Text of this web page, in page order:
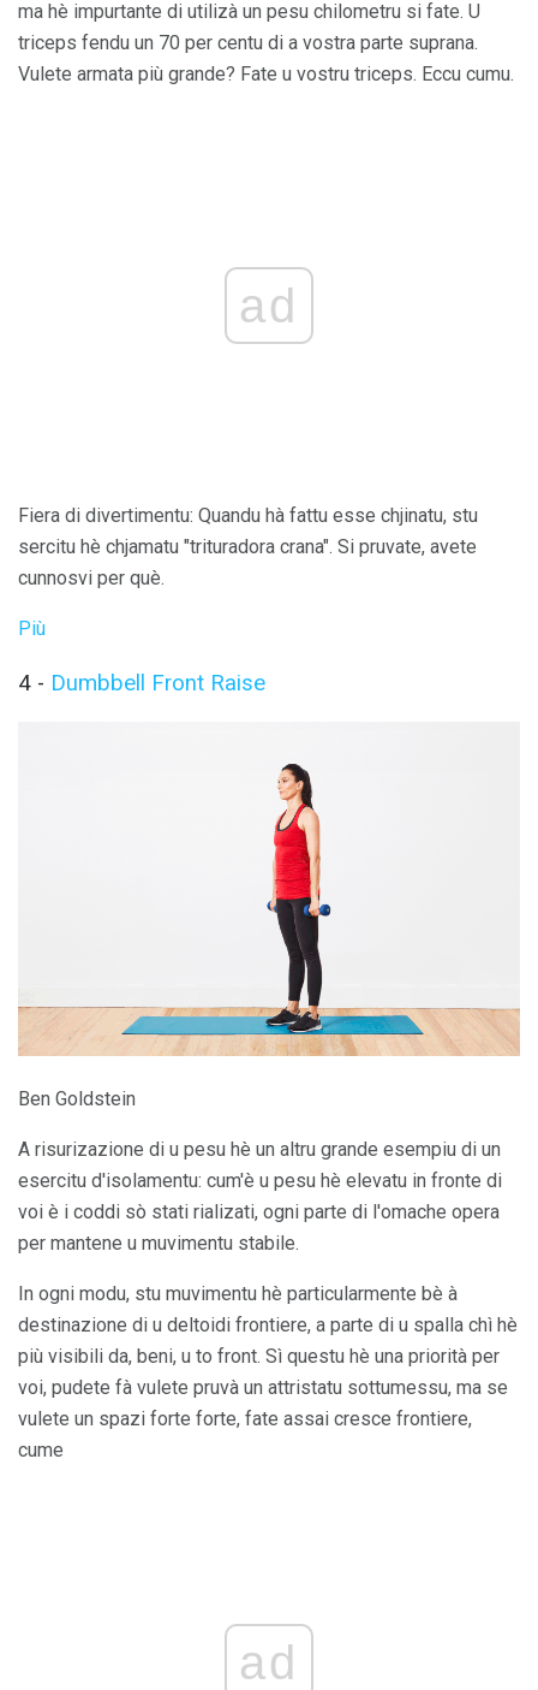
ma hè impurtante di utilizà un pesu chilometru si fate. U
triceps fendu un 70 per centu di a vostra parte suprana.
Vulete armata più grande? Fate u vostru triceps. Eccu cumu.
ad
Fiera di divertimentu: Quandu hà fattu esse chjinatu, stu
sercitu hè chjamatu "trituradora crana". Si pruvate, avete
cunnosvi per què.
Più
4 - Dumbbell Front Raise
Ben Goldstein
A risurizazione di u pesu hè un altru grande esempiu di un
esercitu d'isolamentu: cum'è u pesu hè elevatu in fronte di
voi è i coddi sò stati rializati, ogni parte di l'omache opera
per mantene u muvimentu stabile.
In ogni modu, stu muvimentu hè particularmente bè à
destinazione di u deltoidi frontiere, a parte di u spalla chì hè
più visibili da, beni, u to front. Sì questu hè una priorità per
voi, pudete fà vulete pruvà un attristatu sottumessu, ma se
vulete un spazi forte forte, fate assai cresce frontiere,
cume
ad